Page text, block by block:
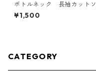
ボトルネック 長袖カットソ
ー ４Ｌ ティールグリー
ン KAE-4812
¥1,500
CATEGORY